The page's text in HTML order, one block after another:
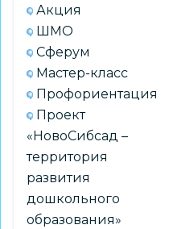
Акция
ШМО
Сферум
Мастер-класс
Профориентация
Проект
«НовоСибсад –
территория
развития
дошкольного
образования»